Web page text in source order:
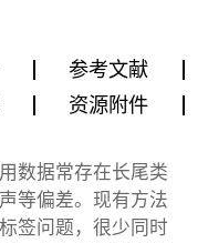
参考文献
资源附件
数据常存在长尾类
等偏差。现有方法
签问题，很少同时